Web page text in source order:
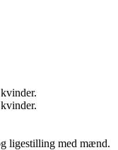
ligestilling med mænd.